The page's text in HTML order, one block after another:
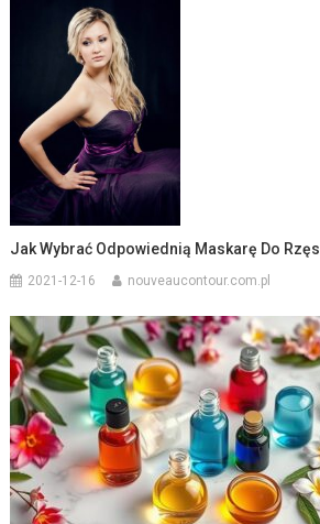
Jak Wybrać Odpowiednią Maskarę Do Rzęs
2021-12-16 nouveaucontour.com.pl